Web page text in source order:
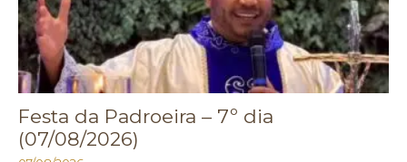
Festa da Padroeira – 7º dia
(07/08/2026)